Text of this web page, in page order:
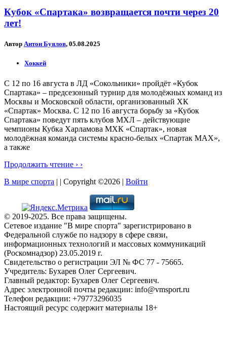
Кубок «Спартака» возвращается почти через 20
лет!
Автор Антон Буялов, 05.08.2025
Хоккей
С 12 по 16 августа в ЛД «Сокольники» пройдёт «Кубок
Спартака» – предсезонный турнир для молодёжных команд из
Москвы и Московской области, организованный ХК
«Спартак» Москва. С 12 по 16 августа борьбу за «Кубок
Спартака» поведут пять клубов МХЛ – действующие
чемпионы Кубка Харламова МХК «Спартак», новая
молодёжная команда системы красно-белых «Спартак МАХ»,
а также
Продолжить чтение › ›
В мире спорта | | Copyright ©2026 | Войти
© 2019-2025. Все права защищены.
Сетевое издание "В мире спорта" зарегистрировано в
Федеральной службе по надзору в сфере связи,
информационных технологий и массовых коммуникаций
(Роскомнадзор) 23.05.2019 г.
Свидетельство о регистрации ЭЛ № ФС 77 - 75665.
Учредитель: Бухарев Олег Сергеевич.
Главный редактор: Бухарев Олег Сергеевич.
Адрес электронной почты редакции: info@vmsport.ru
Телефон редакции: +79773296035
Настоящий ресурс содержит материалы 18+